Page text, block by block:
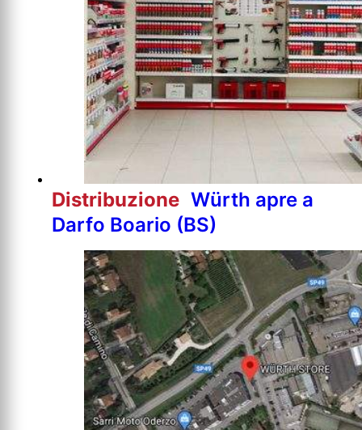
Distribuzione Würth apre a
Darfo Boario (BS)